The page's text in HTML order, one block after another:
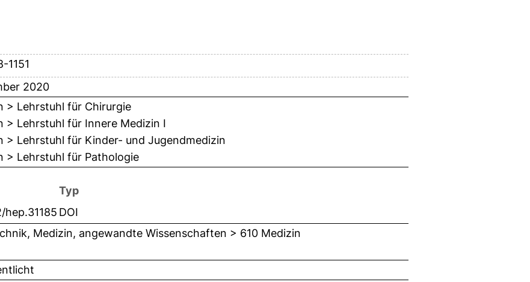
1151
2020
> Lehrstuhl für Chirurgie
> Lehrstuhl für Innere Medizin I
> Lehrstuhl für Kinder- und Jugendmedizin
> Lehrstuhl für Pathologie
Typ
hep.31185 DOI
Medizin, angewandte Wissenschaften > 610 Medizin